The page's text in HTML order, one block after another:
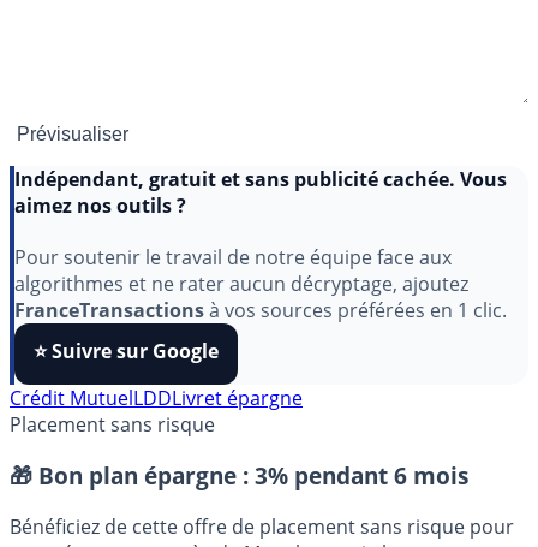
Indépendant, gratuit et sans publicité cachée. Vous
Pour soutenir le travail de notre équipe face aux
algorithmes et ne rater aucun décryptage, ajoutez
FranceTransactionsà vos sources préférées en 1 clic.
⭐️ Suivre sur Google
Crédit MutuelLDDLivret épargne
Placement sans risque
🎁 Bon plan épargne : 3% pendant 6 mois